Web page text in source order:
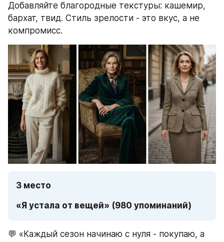
Добавляйте благородные текстуры: кашемир,
бархат, твид. Стиль зрелости - это вкус, а не
компромисс.
3 место
«Я устала от вещей» (980 упоминаний)
💬 «Каждый сезон начинаю с нуля - покупаю, а